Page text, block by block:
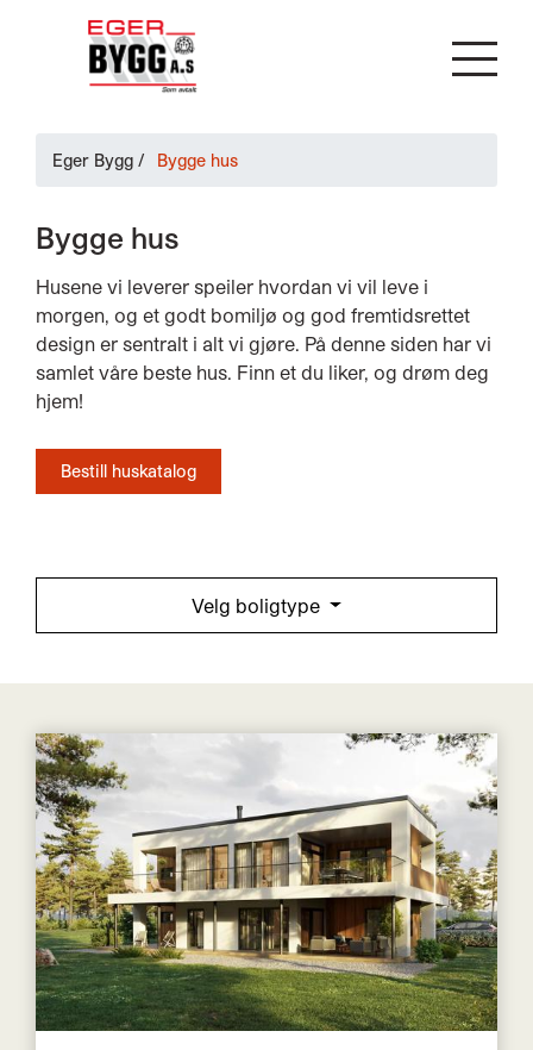
Eger Bygg / Bygge hus
Bygge hus
Husene vi leverer speiler hvordan vi vil leve i
morgen, og et godt bomiljø og god fremtidsrettet
design er sentralt i alt vi gjøre. På denne siden har vi
samlet våre beste hus. Finn et du liker, og drøm deg
hjem!
Bestill huskatalog
Velg boligtype